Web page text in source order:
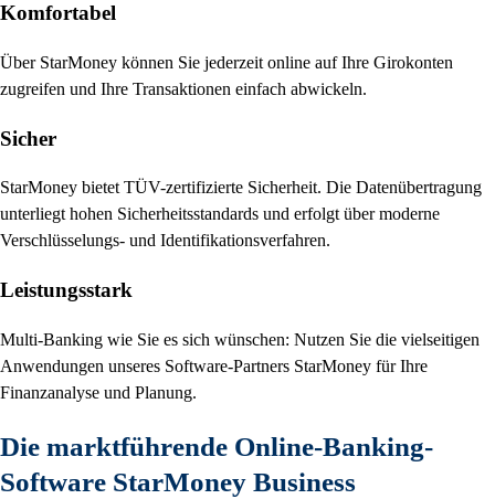
Komfortabel
Über StarMoney können Sie jederzeit online auf Ihre Girokonten
zugreifen und Ihre Transaktionen einfach abwickeln.
Sicher
StarMoney bietet TÜV-zertifizierte Sicherheit. Die Datenübertragung
unterliegt hohen Sicherheitsstandards und erfolgt über moderne
Verschlüsselungs- und Identifikationsverfahren.
Leistungsstark
Multi-Banking wie Sie es sich wünschen: Nutzen Sie die vielseitigen
Anwendungen unseres Software-Partners StarMoney für Ihre
Finanzanalyse und Planung.
Die marktführende Online-Banking-
Software StarMoney Business